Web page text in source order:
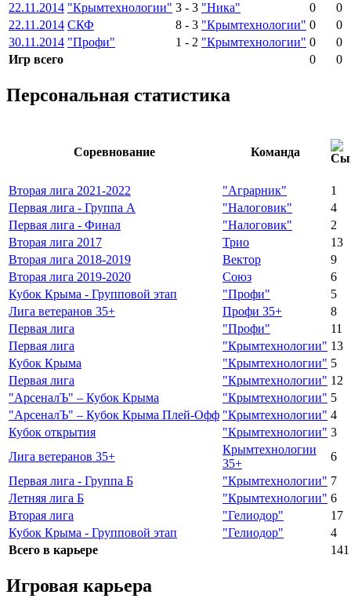
22.11.2014 "Крымтехнологии" 3 - 3 "Ника" 0
0
22.11.2014 СКФ 8 - 3 "Крымтехнологии" 0
0
30.11.2014 "Профи" 1 - 2 "Крымтехнологии" 0
0
Игр всего
0 0
Персональная статистика
Соревнование Команда
Вторая лига 2021-2022 "Аграрник"
1
Первая лига - Группа А
"Налоговик"
4
Первая лига - Финал
"Налоговик"
2
Вторая лига 2017
Трио
13
Вторая лига 2018-2019
Вектор
9
Вторая лига 2019-2020
Союз
6
Кубок Крыма - Групповой этап
"Профи"
5
Лига ветеранов 35+
Профи 35+
8
Первая лига
"Профи"
11
Первая лига
"Крымтехнологии" 13
Кубок Крыма
"Крымтехнологии" 5
Первая лига
"Крымтехнологии" 12
"АрсеналЪ" – Кубок Крыма
"Крымтехнологии" 5
"АрсеналЪ" – Кубок Крыма Плей-Офф "Крымтехнологии" 4
Кубок открытия
"Крымтехнологии" 3
Лига ветеранов 35+
Крымтехнологии
35+
6
Первая лига - Группа Б
"Крымтехнологии" 7
Летняя лига Б
"Крымтехнологии" 6
Вторая лига
"Гелиодор"
17
Кубок Крыма - Групповой этап
"Гелиодор"
4
Всего в карьере
141
Игровая карьера